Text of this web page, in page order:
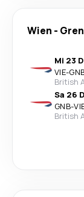
Wien -
Mi 23
VIE-
British
Sa 26
GNB-
British